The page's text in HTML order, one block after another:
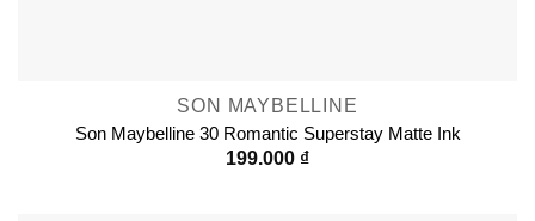
SON MAYBELLINE
Son Maybelline 30 Romantic Superstay Matte Ink
199.000 ₫